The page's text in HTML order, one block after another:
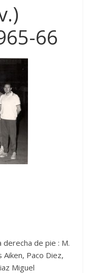
66
derecha de pie : M.
Aiken, Paco Diez,
Miguel